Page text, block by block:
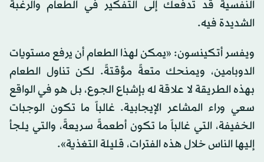
النفسية قد تدفعك إلى التفكير في الطعام والرغبة
الشديدة فيه.
ويفسر أتكينسون: «يمكن لهذا الطعام أن يرفع مستويات
الدوبامين، ويمنحك متعةً مؤقتةً. لكن تناول الطعام
بهذه الطريقة لا علاقة له بإشباع الجوع، بل هو في الواقع
سعي وراء المشاعر الإيجابية. غالباً ما تكون الوجبات
الخفيفة، التي غالباً ما تكون أطعمةً سريعةً، والتي يلجأ
إليها الناس خلال هذه الفترات، قليلة التغذية».